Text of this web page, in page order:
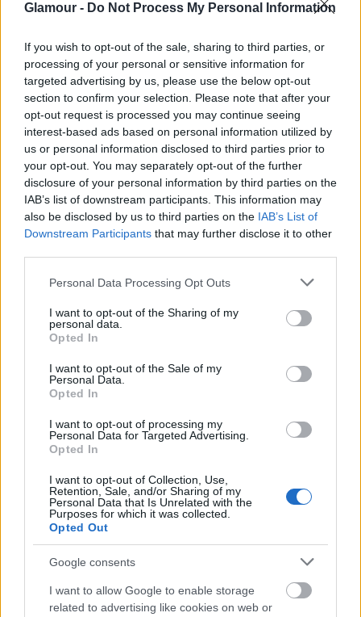
Glamour - Do Not Process My Personal Information
If you wish to opt-out of the sale, sharing to third parties, or
processing of your personal or sensitive information for
targeted advertising by us, please use the below opt-out
section to confirm your selection. Please note that after your
opt-out request is processed you may continue seeing
interest-based ads based on personal information utilized by
us or personal information disclosed to third parties prior to
your opt-out. You may separately opt-out of the further
disclosure of your personal information by third parties on the
IAB’s list of downstream participants. This information may
also be disclosed by us to third parties on the IAB’s List of
Downstream Participants that may further disclose it to other
Please note that this website/app uses one or more Google
not limited to your visit or usage behaviour. You may click to
grant or deny consent to Google and its third-party tags to
use your data for below specified purposes in below Google
consent section.
Personal Data Processing Opt Outs
I want to opt-out of the Sharing of my
personal data.
Opted In
I want to opt-out of the Sale of my
Personal Data.
Opted In
I want to opt-out of processing my
Personal Data for Targeted Advertising.
Opted In
I want to opt-out of Collection, Use,
Retention, Sale, and/or Sharing of my
Personal Data that Is Unrelated with the
Purposes for which it was collected.
Opted Out
Google consents
I want to allow Google to enable storage
related to advertising like cookies on web or
Bad Boys – Mindent vagy
többet – 331 millió dollár
egyik legnagyobb bevételt hozófilmje
, de ez nem is
csoda, hiszen régóta vártak már rá a rajongók! A 331
millió dolláros bevétellel a franchise második
legsikeresebb produkciója lett. Ki gondolná, hogy azt
a sok látványos akciójelenetet 100 millió dolláros
költségvetésből hozták össze, ami végül háromszor
annyi pénzt termelt.